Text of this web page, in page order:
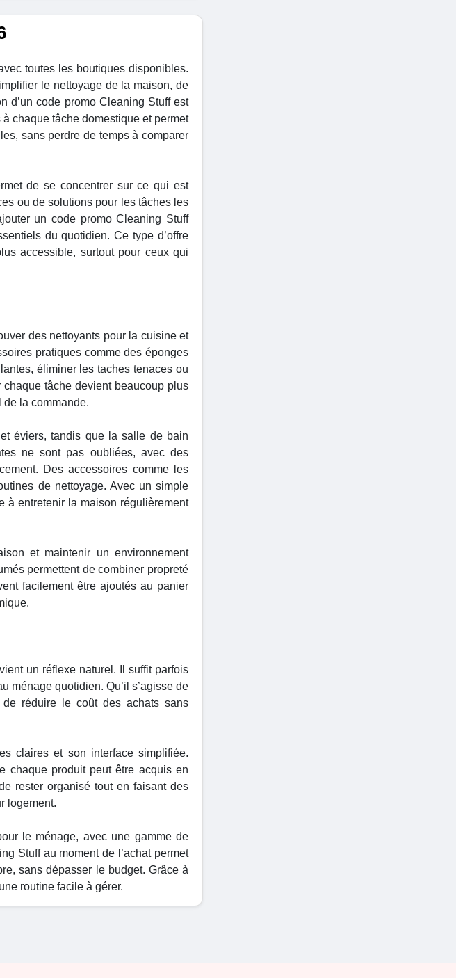
toutes les boutiques disponibles.
le nettoyage de la maison, de
d’un code promo Cleaning Stuff est
chaque tâche domestique et permet
sans perdre de temps à comparer
de se concentrer sur ce qui est
ou de solutions pour les tâches les
un code promo Cleaning Stuff
du quotidien. Ce type d’offre
accessible, surtout pour ceux qui
des nettoyants pour la cuisine et
pratiques comme des éponges
éliminer les taches tenaces ou
tâche devient beaucoup plus
de la commande.
éviers, tandis que la salle de bain
ne sont pas oubliées, avec des
Des accessoires comme les
de nettoyage. Avec un simple
à entretenir la maison régulièrement
et maintenir un environnement
permettent de combiner propreté
facilement être ajoutés au panier
un réflexe naturel. Il suffit parfois
ménage quotidien. Qu’il s’agisse de
de réduire le coût des achats sans
claires et son interface simplifiée.
chaque produit peut être acquis en
rester organisé tout en faisant des
logement.
le ménage, avec une gamme de
Stuff au moment de l’achat permet
sans dépasser le budget. Grâce à
routine facile à gérer.